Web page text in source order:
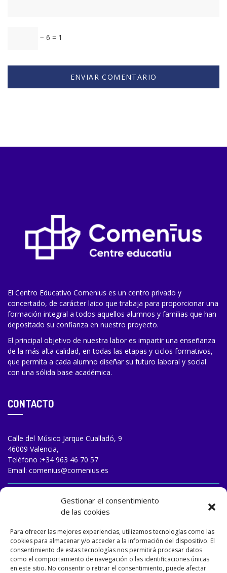
Gestionar el consentimiento
de las cookies
Para ofrecer las mejores experiencias, utilizamos tecnologías como las
cookies para almacenar y/o acceder a la información del dispositivo. El
consentimiento de estas tecnologías nos permitirá procesar datos
como el comportamiento de navegación o las identificaciones únicas
en este sitio. No consentir o retirar el consentimiento, puede afectar
− 6 = 1
El Centro Educativo Comenius es un centro privado y
concertado, de carácter laico que trabaja para proporcionar una
formación integral a todos aquellos alumnos y familias que han
depositado su confianza en nuestro proyecto.
El principal objetivo de nuestra labor es impartir una enseñanza
de la más alta calidad, en todas las etapas y ciclos formativos,
que permita a cada alumno diseñar su futuro laboral y social
con una sólida base académica.
CONTACTO
Calle del Músico Jarque Cualladó, 9
46009 Valencia,
Teléfono :+34 963 46 70 57
Email: comenius@comenius.es